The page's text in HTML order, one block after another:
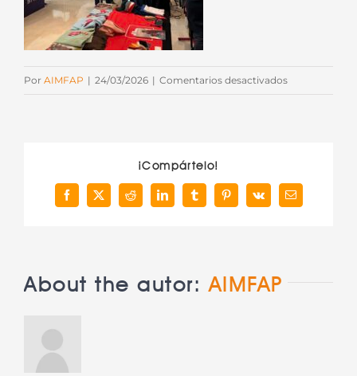
Por AIMFAP | 24/03/2026 | Comentarios desactivadosen
¡Compártelo!
Facebook
X Reddit LinkedInTumblrPinterest
Vk
Correo
electrónico
About the autor:AIMFAP